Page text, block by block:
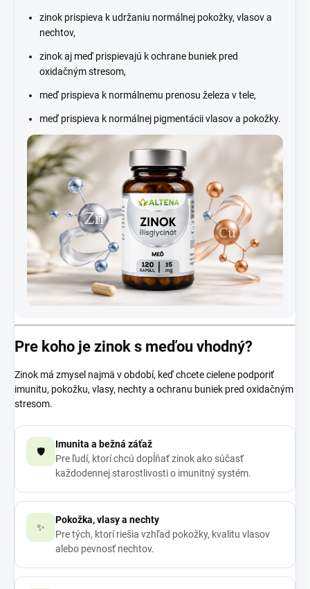
zinok prispieva k udržaniu normálnej pokožky, vlasov a
nechtov,
zinok aj meď prispievajú k ochrane buniek pred
oxidačným stresom,
meď prispieva k normálnemu prenosu železa v tele,
meď prispieva k normálnej pigmentácii vlasov a pokožky.
Pre koho je zinok s meďou vhodný?
Zinok má zmysel najmä v období, keď chcete cielene podporiť
imunitu, pokožku, vlasy, nechty a ochranu buniek pred oxidačným
stresom.
🛡️
Imunita a bežná záťaž
Pre ľudí, ktorí chcú dopĺňať zinok ako súčasť
každodennej starostlivosti o imunitný systém.
✨
Pokožka, vlasy a nechty
Pre tých, ktorí riešia vzhľad pokožky, kvalitu vlasov
alebo pevnosť nechtov.